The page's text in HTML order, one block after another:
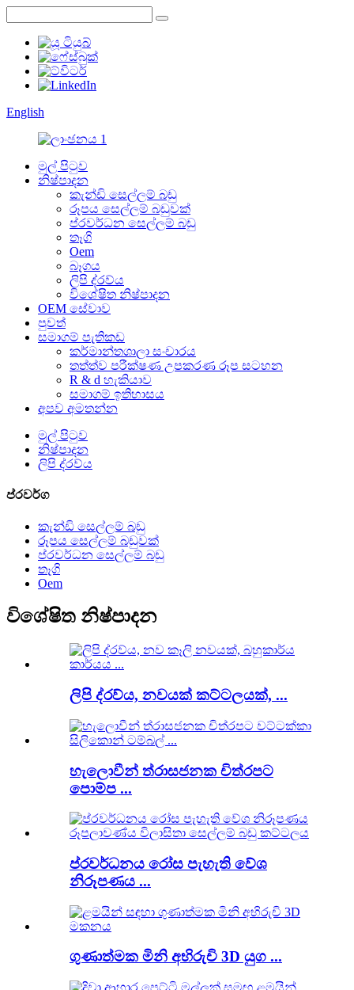
English
මුල් පිටුව
නිෂ්පාදන
කැන්ඩි සෙල්ලම් බඩු
රූපය සෙල්ලම් බඩුවක්
ප්රවර්ධන සෙල්ලම් බඩු
තෑගි
Oem
බෑගය
ලිපි ද්රව්ය
විශේෂිත නිෂ්පාදන
OEM සේවාව
පුවත්
සමාගම් පැතිකඩ
කර්මාන්තශාලා සංචාරය
තත්ත්ව පරීක්ෂණ උපකරණ රූප සටහන
R & d හැකියාව
සමාගම් ඉතිහාසය
අපව අමතන්න
මුල් පිටුව
නිෂ්පාදන
ලිපි ද්රව්ය
ප්රවර්ග
කැන්ඩි සෙල්ලම් බඩු
රූපය සෙල්ලම් බඩුවක්
ප්රවර්ධන සෙල්ලම් බඩු
තෑගි
Oem
විශේෂිත නිෂ්පාදන
ලිපි ද්රව්ය, නවයක් කට්ටලයක්, ...
හැලොවීන් ත්රාසජනක චිත්රපට
පොම්ප ...
ප්රවර්ධනය රෝස පැහැති වේශ
නිරූපණය ...
ගුණාත්මක මිනි අභිරුචි 3D යුග ...